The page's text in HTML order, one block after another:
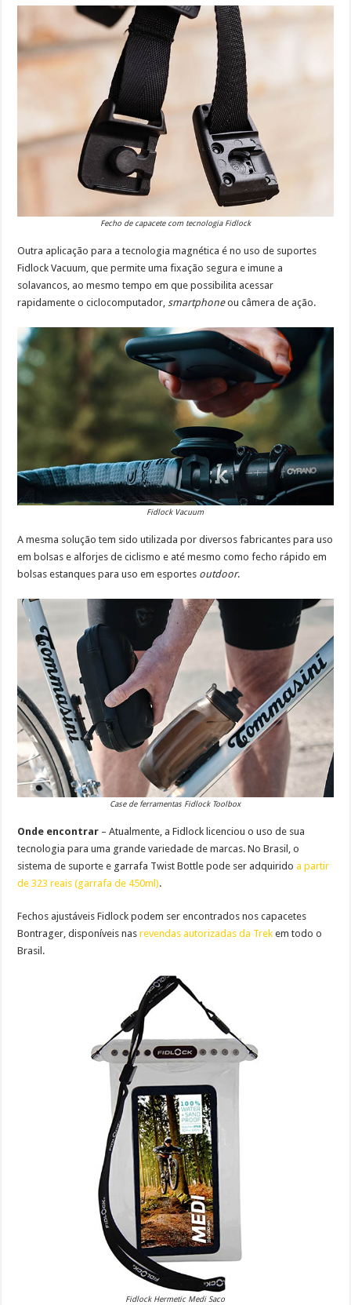
Fecho de capacete com tecnologia Fidlock
Outra aplicação para a tecnologia magnética é no uso de suportes
Fidlock Vacuum, que permite uma fixação segura e imune a
solavancos, ao mesmo tempo em que possibilita acessar
rapidamente o ciclocomputador, smartphoneou câmera de ação.
Fidlock Vacuum
A mesma solução tem sido utilizada por diversos fabricantes para uso
em bolsas e alforjes de ciclismo e até mesmo como fecho rápido em
bolsas estanques para uso em esportes outdoor.
Case de ferramentas Fidlock Toolbox
Onde encontrar – Atualmente, a Fidlock licenciou o uso de sua
tecnologia para uma grande variedade de marcas. No Brasil, o
sistema de suporte e garrafa Twist Bottle pode ser adquiridoa partir
de 323 reais (garrafa de 450ml).
Fechos ajustáveis Fidlock podem ser encontrados nos capacetes
Bontrager, disponíveis nasrevendas autorizadas da Trek em todo o
Brasil.
Fidlock Hermetic Medi Saco